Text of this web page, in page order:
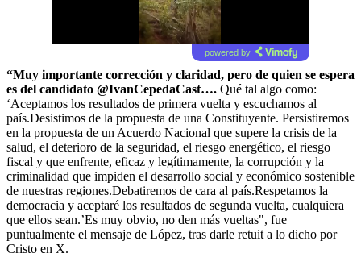
powered by
“Muy importante corrección y claridad, pero de quien se espera
es del candidato @IvanCepedaCast…. Qué tal algo como:
‘Aceptamos los resultados de primera vuelta y escuchamos al
país.Desistimos de la propuesta de una Constituyente. Persistiremos
en la propuesta de un Acuerdo Nacional que supere la crisis de la
salud, el deterioro de la seguridad, el riesgo energético, el riesgo
fiscal y que enfrente, eficaz y legítimamente, la corrupción y la
criminalidad que impiden el desarrollo social y económico sostenible
de nuestras regiones.Debatiremos de cara al país.Respetamos la
democracia y aceptaré los resultados de segunda vuelta, cualquiera
que ellos sean.’Es muy obvio, no den más vueltas", fue
puntualmente el mensaje de López, tras darle retuit a lo dicho por
Cristo en X.